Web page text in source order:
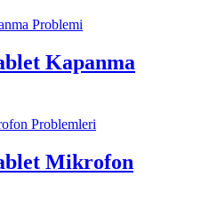
Kapanma
Mikrofon